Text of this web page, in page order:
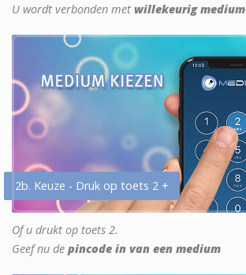
U wordt verbonden met willekeurig medium
2b. Keuze - Druk op toets 2 +
Of u drukt op toets 2.
Geef nu de pincode in van een medium